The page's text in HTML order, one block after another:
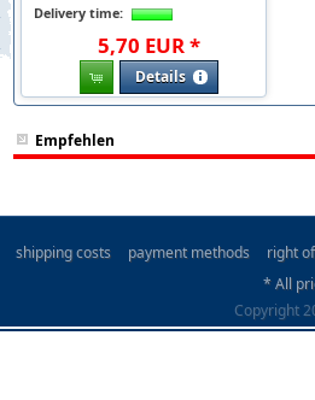
Delivery time:
5,70 EUR*
Details
Empfehlen
shipping costs payment methods
right
* All
Copyright